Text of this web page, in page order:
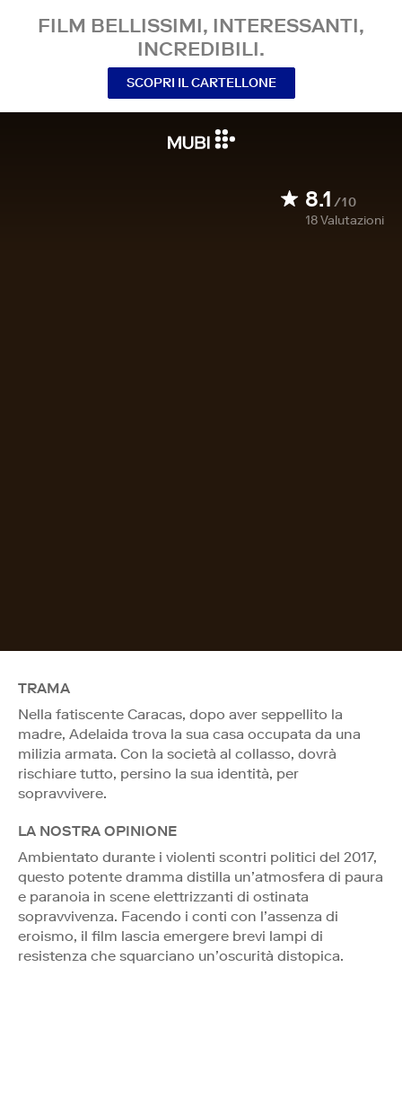
FILM BELLISSIMI, INTERESSANTI,
INCREDIBILI.
SCOPRI IL CARTELLONE
8.1 /10
18Valutazioni
TRAMA
Nella fatiscente Caracas, dopo aver seppellito la
madre, Adelaida trova la sua casa occupata da una
milizia armata. Con la società al collasso, dovrà
rischiare tutto, persino la sua identità, per
sopravvivere.
LA NOSTRA OPINIONE
Ambientato durante i violenti scontri politici del 2017,
questo potente dramma distilla un’atmosfera di paura
e paranoia in scene elettrizzanti di ostinata
sopravvivenza. Facendo i conti con l’assenza di
eroismo, il film lascia emergere brevi lampi di
resistenza che squarciano un’oscurità distopica.